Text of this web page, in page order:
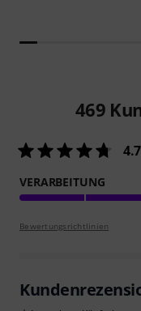
469
4.7
VERARBEITUNG
Bewertungsrichtlinien